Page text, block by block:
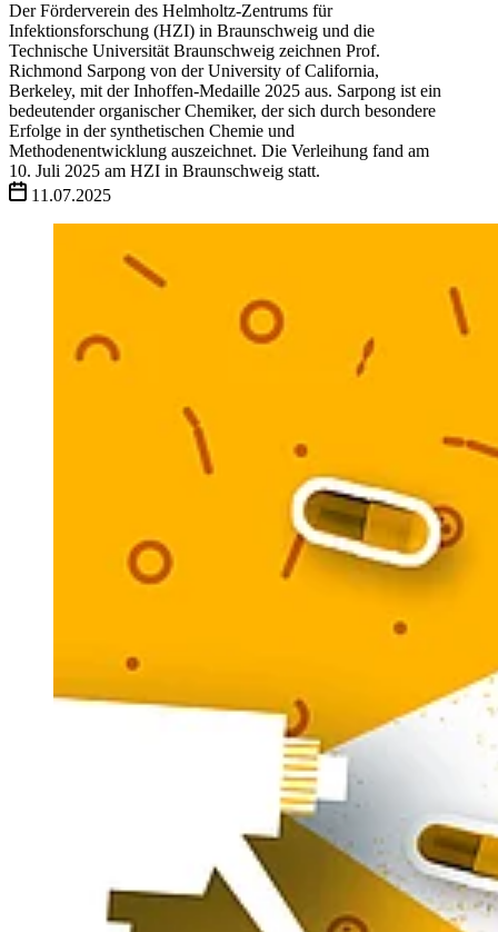
Der Förderverein des Helmholtz-Zentrums für
Infektionsforschung (HZI) in Braunschweig und die
Technische Universität Braunschweig zeichnen Prof.
Richmond Sarpong von der University of California,
Berkeley, mit der Inhoffen-Medaille 2025 aus. Sarpong ist ein
bedeutender organischer Chemiker, der sich durch besondere
Erfolge in der synthetischen Chemie und
Methodenentwicklung auszeichnet. Die Verleihung fand am
10. Juli 2025 am HZI in Braunschweig statt.
11.07.2025